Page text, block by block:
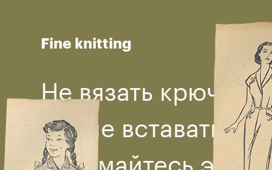
Fine knitting
Не вязать
что не вставать с
Занимайтесь